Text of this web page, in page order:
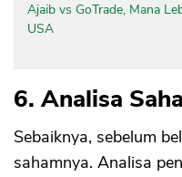
Ajaib vs GoTrade, Mana
USA
6. Analisa
Sebaiknya, sebelum
sahamnya. Analisa